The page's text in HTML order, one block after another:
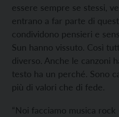
essere sempre se stessi,
entrano a far parte di
condividono pensieri e
Sun hanno vissuto. Così
diverso. Anche le canzoni
testo ha un perché. Sono
più di valori che di fede.
“Noi facciamo musica rock